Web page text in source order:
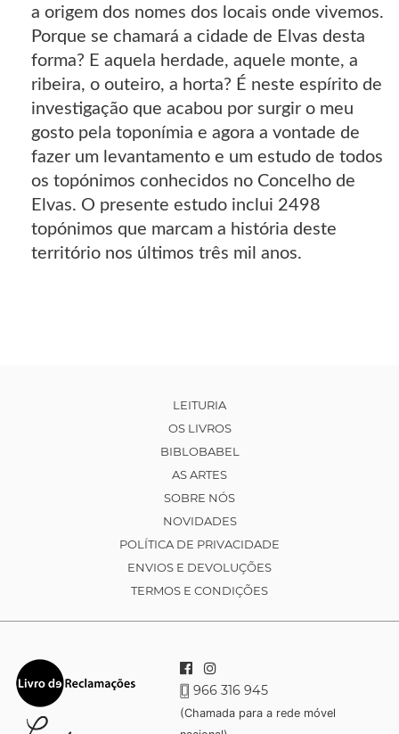
a origem dos nomes dos locais onde vivemos.
Porque se chamará a cidade de Elvas desta
forma? E aquela herdade, aquele monte, a
ribeira, o outeiro, a horta? É neste espírito de
investigação que acabou por surgir o meu
gosto pela toponímia e agora a vontade de
fazer um levantamento e um estudo de todos
os topónimos conhecidos no Concelho de
Elvas. O presente estudo inclui 2498
topónimos que marcam a história deste
território nos últimos três mil anos.
LEITURIA
OS LIVROS
BIBLOBABEL
AS ARTES
SOBRE NÓS
NOVIDADES
POLÍTICA DE PRIVACIDADE
ENVIOS E DEVOLUÇÕES
TERMOS E CONDIÇÕES
966 316 945
(Chamada para a rede móvel